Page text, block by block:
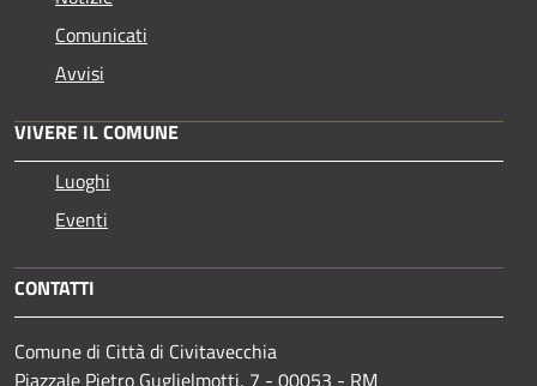
Comunicati
Avvisi
VIVERE IL COMUNE
Luoghi
Eventi
CONTATTI
Comune di Città di Civitavecchia